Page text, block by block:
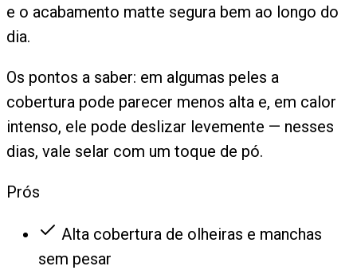
e o acabamento matte segura bem ao longo do
dia.
Os pontos a saber: em algumas peles a
cobertura pode parecer menos alta e, em calor
intenso, ele pode deslizar levemente — nesses
dias, vale selar com um toque de pó.
Prós
Alta cobertura de olheiras e manchas
sem pesar